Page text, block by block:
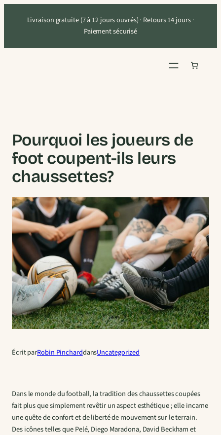
Livraison gratuite (7 à 12 jours ouvrés) · Retours 14 jours ·
Paiement sécurisé
Pourquoi les joueurs de
foot coupent-ils leurs
chaussettes?
Écrit parRobin PincharddansUncategorized
Dans le monde du football, la tradition des chaussettes coupées
fait plus que simplement revêtir un aspect esthétique ; elle incarne
une quête de confort et de liberté de mouvement sur le terrain.
Des icônes telles que Pelé, Diego Maradona, David Beckham et